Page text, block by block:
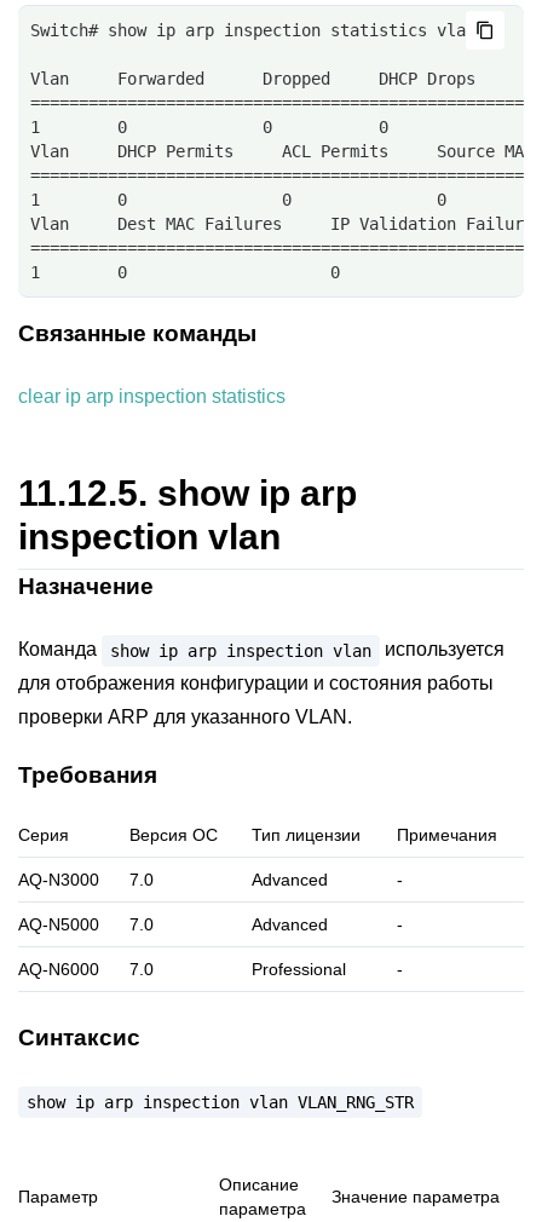
Switch# show ip arp inspection statistics vlan 1
Vlan     Forwarded      Dropped     DHCP Drops
1        0              0           0
Vlan     DHCP Permits     ACL Permits     Source
1        0                0
Vlan     Dest MAC Failures     IP Validation
1        0                     0
Связанные команды
clear ip arp inspection statistics
11.12.5. show ip arp
inspection vlan
Назначение
Команда show ip arp inspection vlan
используется
для отображения конфигурации и состояния работы
проверки ARP для указанного VLAN.
Требования
Серия Версия ОС Тип лицензии Примечания
AQ-N3000 7.0 Advanced -
AQ-N5000 7.0 Advanced -
AQ-N6000 7.0 Professional -
Синтаксис
show ip arp inspection vlan VLAN_RNG_STR
Параметр
Описание
параметра
Значение параметра